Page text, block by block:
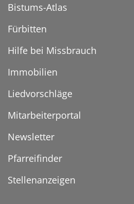
Bistums-Atlas
Fürbitten
Hilfe bei Missbrauch
Immobilien
Liedvorschläge
Mitarbeiterportal
Newsletter
Pfarreifinder
Stellenanzeigen